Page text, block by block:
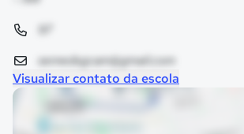
semedsgcam@gmail.com
Visualizar contato da escola